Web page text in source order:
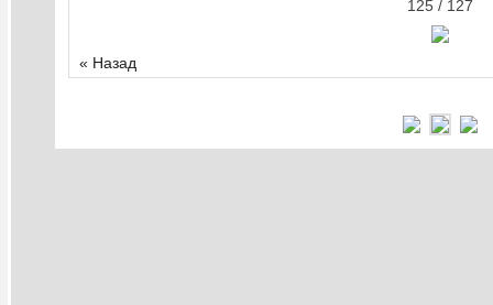
125 / 127
« Назад